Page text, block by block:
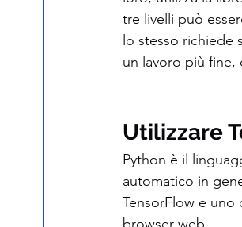
tre livelli può
lo stesso richiede
un lavoro più fine,
Utilizzare
Python è il
automatico in
TensorFlow e uno